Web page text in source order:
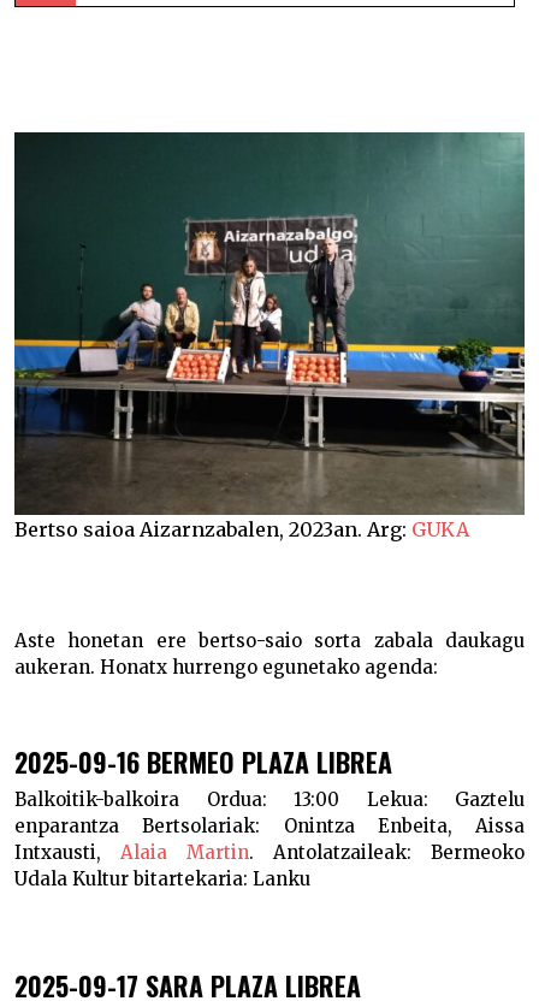
Bertso saioa Aizarnzabalen, 2023an. Arg: GUKA
Aste honetan ere bertso-saio sorta zabala daukagu
aukeran. Honatx hurrengo egunetako agenda:
2025-09-16 BERMEO PLAZA LIBREA
Balkoitik-balkoira Ordua: 13:00 Lekua: Gaztelu
enparantzaBertsolariak: Onintza Enbeita, Aissa
Intxausti, Alaia Martin. Antolatzaileak: Bermeoko
Udala Kultur bitartekaria: Lanku
2025-09-17 SARA PLAZA LIBREA